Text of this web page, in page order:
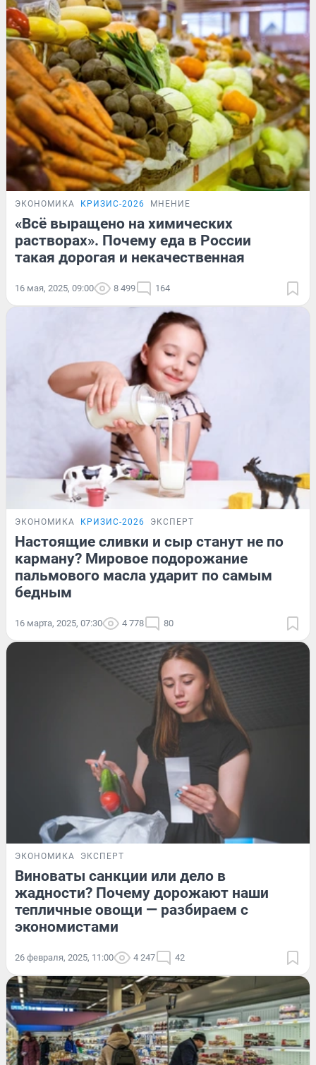
ЭКОНОМИКА КРИЗИС-2026 МНЕНИЕ
«Всё выращено на химических
растворах». Почему еда в России
такая дорогая и некачественная
16 мая, 2025, 09:00 8 499 164
ЭКОНОМИКА КРИЗИС-2026 ЭКСПЕРТ
Настоящие сливки и сыр станут не по
карману? Мировое подорожание
пальмового масла ударит по самым
бедным
16 марта, 2025, 07:30 4 778 80
ЭКОНОМИКА ЭКСПЕРТ
Виноваты санкции или дело в
жадности? Почему дорожают наши
тепличные овощи — разбираем с
экономистами
26 февраля, 2025, 11:00 4 247 42